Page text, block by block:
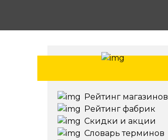
Рейтинг магазинов
Рейтинг фабрик
Скидки и акции
Словарь терминов